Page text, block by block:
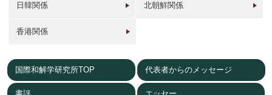
1946年 1960年代
日韓関係 北朝鮮関係
香港関係
国際和解学研究所TOP 代表者からのメッセージ